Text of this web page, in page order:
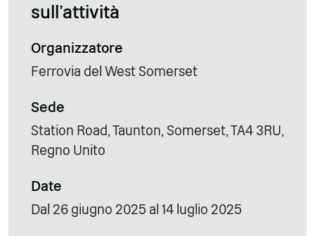
sull'attività
Organizzatore
Ferrovia del West Somerset
Sede
Station Road, Taunton, Somerset, TA4 3RU,
Regno Unito
Date
Dal 26 giugno 2025 al 14 luglio 2025